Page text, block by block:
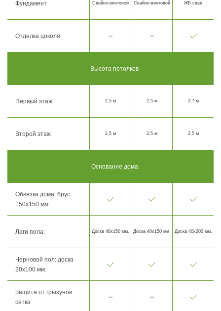
Фундамент Свайно-винтовой Свайно-винтовой ЖБ сваи
Отделка цоколя
Высота потолков
Первый этаж 2,5 м 2,5 м 2,7 м
Второй этаж 2,5 м 2,5 м 2,5 м
Основание дома
Обвязка дома: брус
150х150 мм.
Лаги пола: Доска 40х150 мм. Доска 40х150 мм. Доска 40х200 мм.
Черновой пол: доска
20х100 мм.
Защита от грызунов:
сетка